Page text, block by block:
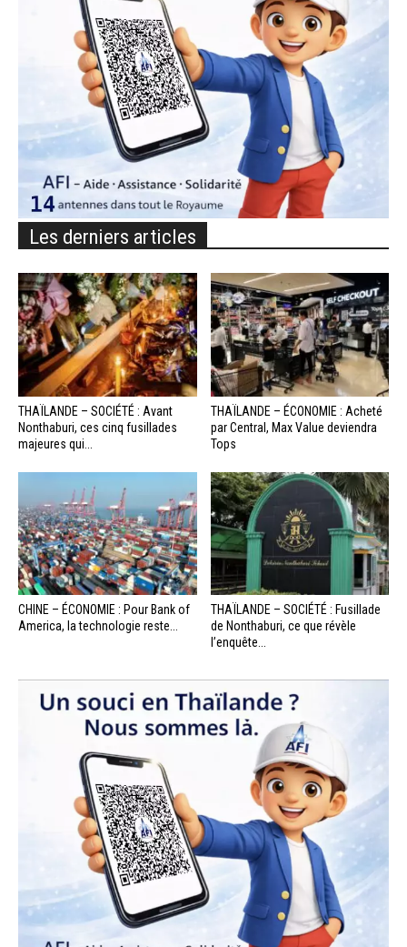
Les derniers articles
THAÏLANDE – SOCIÉTÉ : Avant
Nonthaburi, ces cinq fusillades
majeures qui...
THAÏLANDE – ÉCONOMIE : Acheté
par Central, Max Value deviendra
Tops
CHINE – ÉCONOMIE : Pour Bank of
America, la technologie reste...
THAÏLANDE – SOCIÉTÉ : Fusillade
de Nonthaburi, ce que révèle
l’enquête...